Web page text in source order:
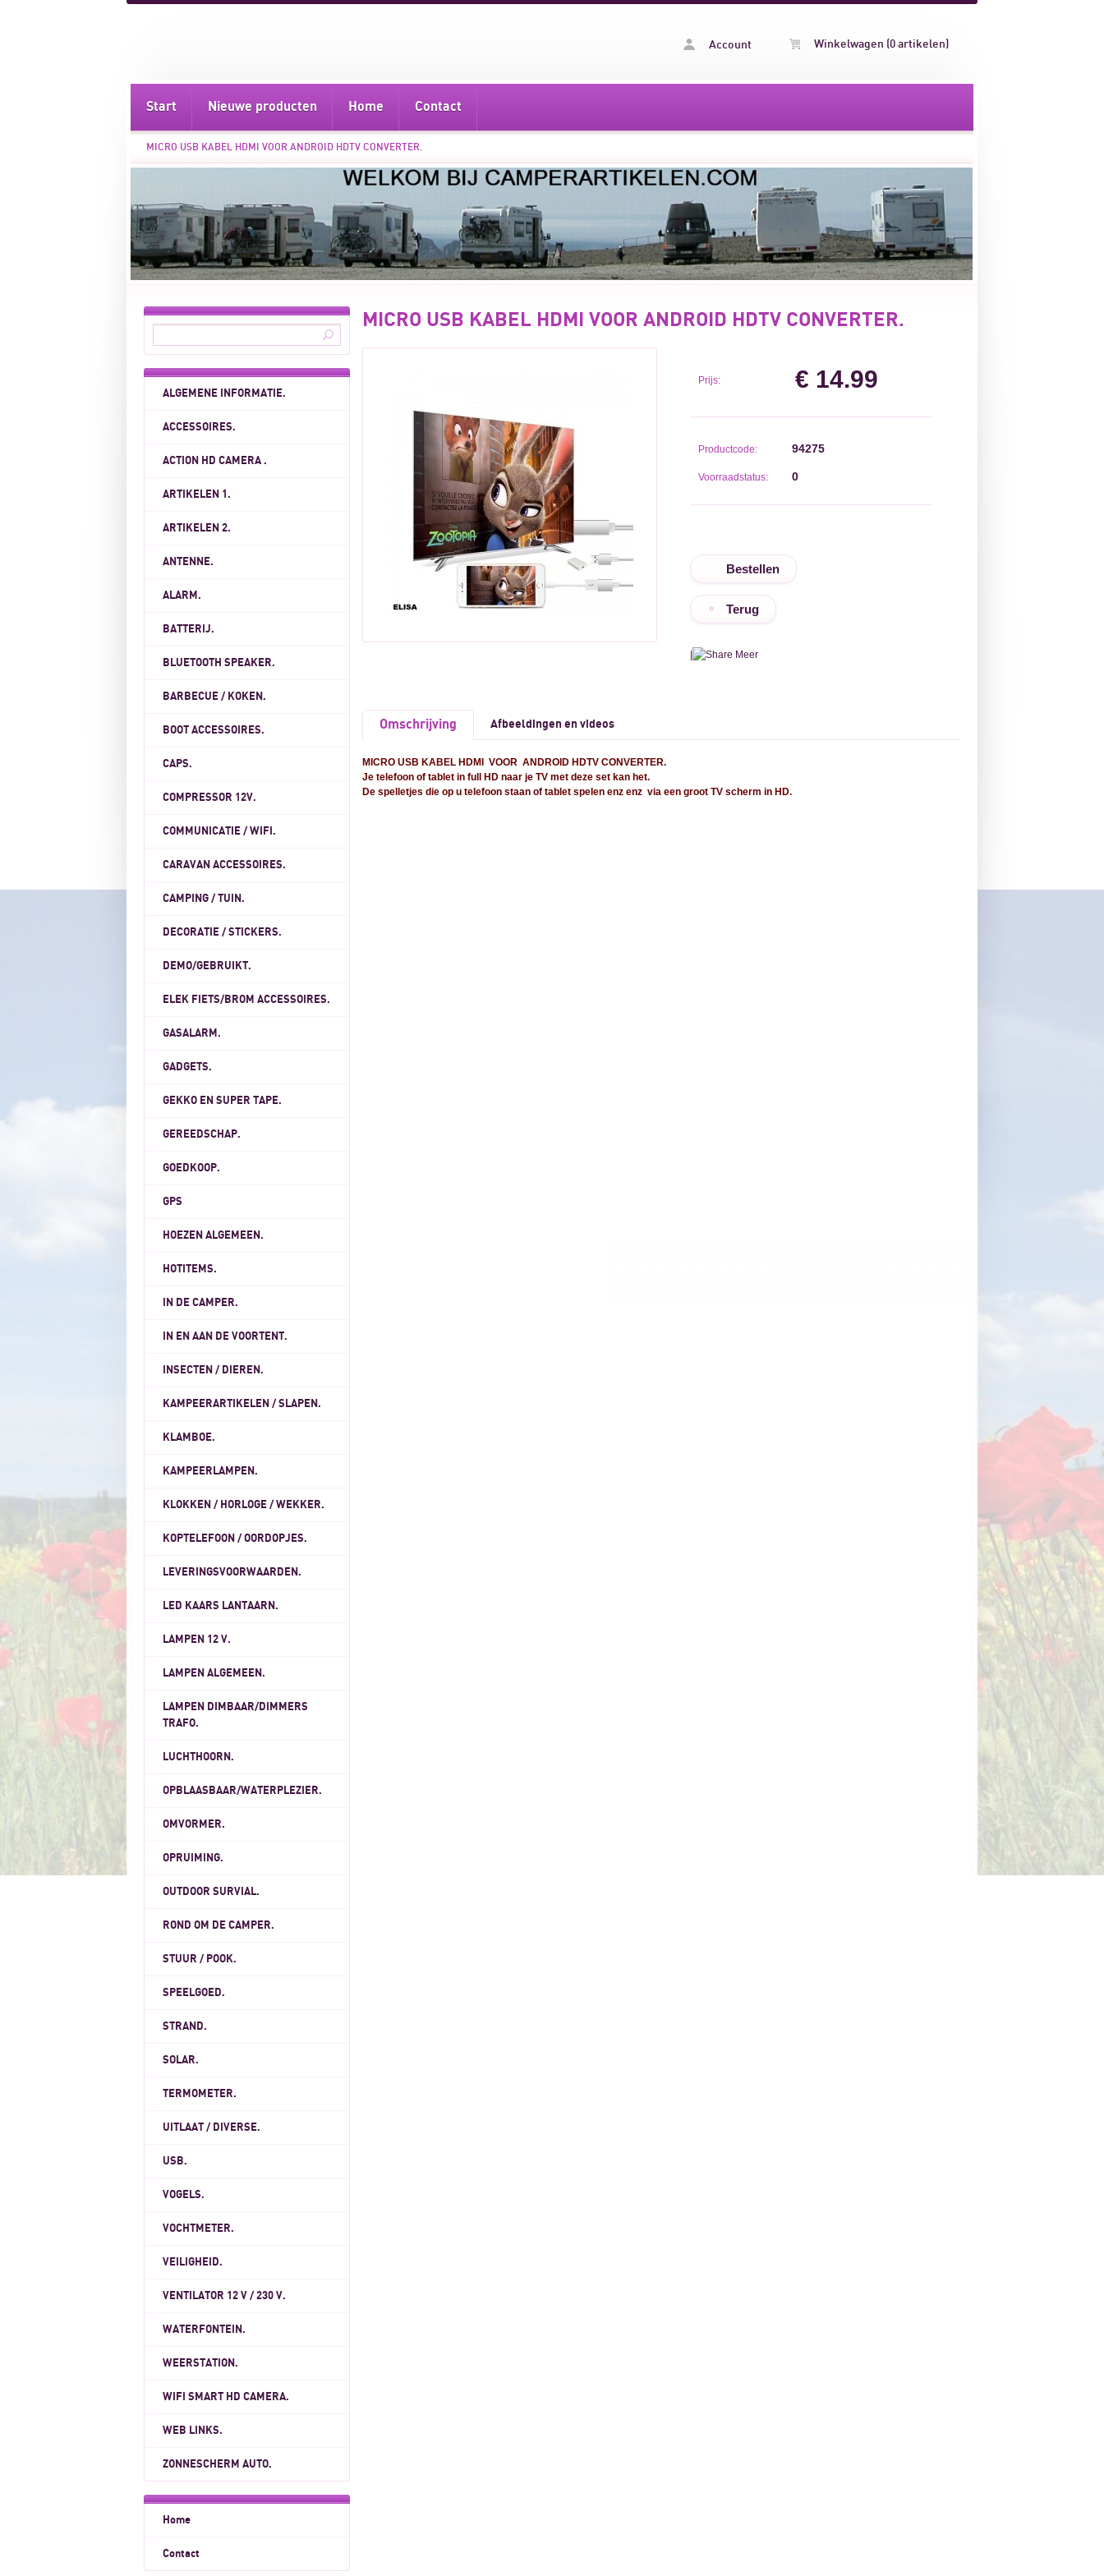
Account Winkelwagen (0 artikelen)
Start Nieuwe producten Home Contact
MICRO USB KABEL HDMI VOOR ANDROID HDTV CONVERTER.
ALGEMENE INFORMATIE.
ACCESSOIRES.
ACTION HD CAMERA .
ARTIKELEN 1.
ARTIKELEN 2.
ANTENNE.
ALARM.
BATTERIJ.
BLUETOOTH SPEAKER.
BARBECUE / KOKEN.
BOOT ACCESSOIRES.
CAPS.
COMPRESSOR 12V.
COMMUNICATIE / WIFI.
CARAVAN ACCESSOIRES.
CAMPING / TUIN.
DECORATIE / STICKERS.
DEMO/GEBRUIKT.
ELEK FIETS/BROM ACCESSOIRES.
GASALARM.
GADGETS.
GEKKO EN SUPER TAPE.
GEREEDSCHAP.
GOEDKOOP.
GPS
HOEZEN ALGEMEEN.
HOTITEMS.
IN DE CAMPER.
IN EN AAN DE VOORTENT.
INSECTEN / DIEREN.
KAMPEERARTIKELEN / SLAPEN.
KLAMBOE.
KAMPEERLAMPEN.
KLOKKEN / HORLOGE / WEKKER.
KOPTELEFOON / OORDOPJES.
LEVERINGSVOORWAARDEN.
LED KAARS LANTAARN.
LAMPEN 12 V.
LAMPEN ALGEMEEN.
LAMPEN DIMBAAR/DIMMERS
TRAFO.
LUCHTHOORN.
OPBLAASBAAR/WATERPLEZIER.
OMVORMER.
OPRUIMING.
OUTDOOR SURVIAL.
ROND OM DE CAMPER.
STUUR / POOK.
SPEELGOED.
STRAND.
SOLAR.
TERMOMETER.
UITLAAT / DIVERSE.
USB.
VOGELS.
VOCHTMETER.
VEILIGHEID.
VENTILATOR 12 V / 230 V.
WATERFONTEIN.
WEERSTATION.
WIFI SMART HD CAMERA.
WEB LINKS.
ZONNESCHERM AUTO.
Home
Contact
MICRO USB KABEL HDMI VOOR ANDROID HDTV CONVERTER.
Prijs: € 14.99
Productcode: 94275
Voorraadstatus: 0
Terug
Meer
Omschrijving Afbeeldingen en videos
MICRO USB KABEL HDMI VOOR ANDROID HDTV CONVERTER.
Je telefoon of tablet in full HD naar je TV met deze set kan het.
De spelletjes die op u telefoon staan of tablet spelen enz enz via een groot TV scherm in HD.